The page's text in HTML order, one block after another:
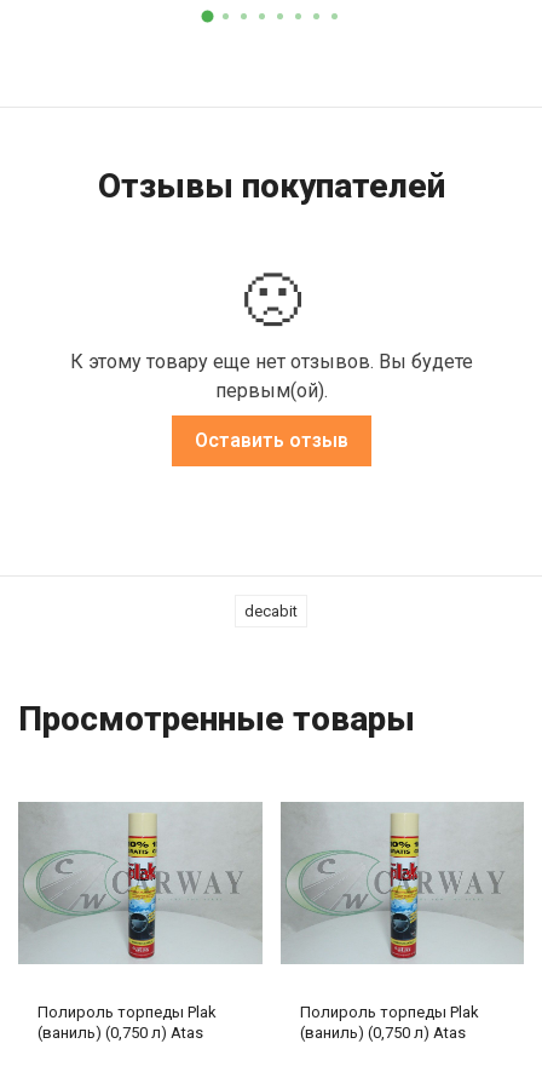
Отзывы покупателей
🙁
К этому товару еще нет отзывов. Вы будете
первым(ой).
Оставить отзыв
decabit
Просмотренные товары
Полироль торпеды Plak
(ваниль) (0,750 л) Atas
Полироль торпеды Plak
(ваниль) (0,750 л) Atas